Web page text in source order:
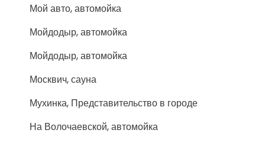
Мой авто, автомойка
Мойдодыр, автомойка
Мойдодыр, автомойка
Москвич, сауна
Мухинка, Представительство в городе
На Волочаевской, автомойка